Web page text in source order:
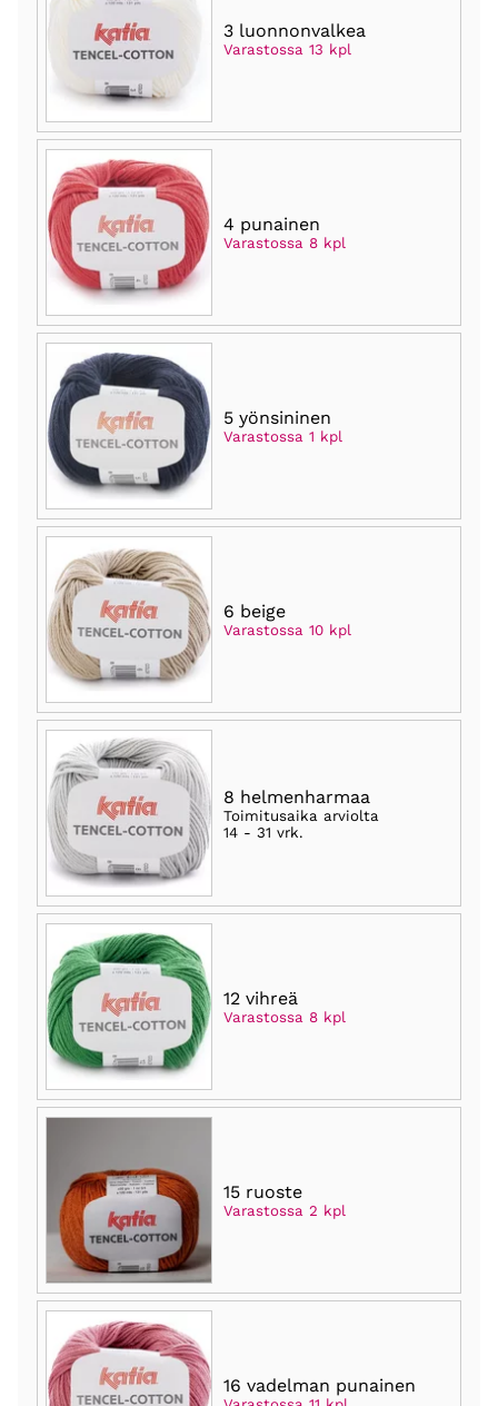
3 luonnonvalkea
Varastossa 13 kpl
4 punainen
Varastossa 8 kpl
5 yönsininen
Varastossa 1 kpl
6 beige
Varastossa 10 kpl
8 helmenharmaa
Toimitusaika arviolta
14 - 31 vrk.
12 vihreä
Varastossa 8 kpl
15 ruoste
Varastossa 2 kpl
16 vadelman punainen